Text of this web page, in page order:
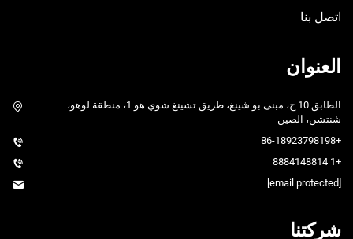
اتصل بنا
العنوان
الطابق 10 ج، مبنى بو شينغ، طريق تشينغ شوي هو 1، منطقة لوهو،
شنتشن، الصين
+86-18923798198
+1 8884148814
شركتنا